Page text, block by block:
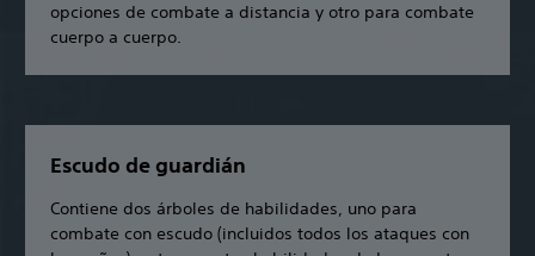
opciones de combate a distancia y otro para combate
cuerpo a cuerpo.
Escudo de guardián
Contiene dos árboles de habilidades, uno para
combate con escudo (incluidos todos los ataques con